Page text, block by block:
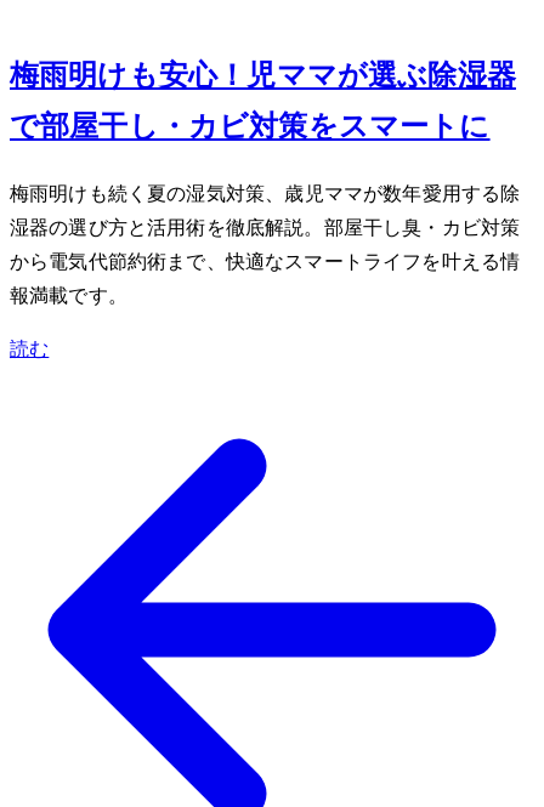
梅雨明けも安心！2児ママが選ぶ除湿器
で部屋干し・カビ対策をスマートに
梅雨明けも続く夏の湿気対策、3歳児ママが数年愛用する除
湿器の選び方と活用術を徹底解説。部屋干し臭・カビ対策
から電気代節約術まで、快適なスマートライフを叶える情
報満載です。
読む